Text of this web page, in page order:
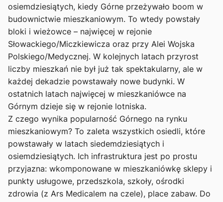
osiemdziesiątych, kiedy Górne przeżywało boom w
budownictwie mieszkaniowym. To wtedy powstały
bloki i wieżowce – najwięcej w rejonie
Słowackiego/Miczkiewicza oraz przy Alei Wojska
Polskiego/Medycznej. W kolejnych latach przyrost
liczby mieszkań nie był już tak spektakularny, ale w
każdej dekadzie powstawały nowe budynki. W
ostatnich latach najwięcej w mieszkaniówce na
Górnym dzieje się w rejonie lotniska.
Z czego wynika popularność Górnego na rynku
mieszkaniowym? To zaleta wszystkich osiedli, które
powstawały w latach siedemdziesiątych i
osiemdziesiątych. Ich infrastruktura jest po prostu
przyjazna: wkomponowane w mieszkaniówkę sklepy i
punkty usługowe, przedszkola, szkoły, ośrodki
zdrowia (z Ars Medicalem na czele), place zabaw. Do